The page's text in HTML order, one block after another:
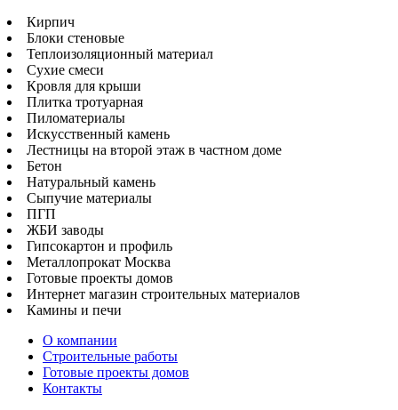
Кирпич
Блоки стеновые
Теплоизоляционный материал
Сухие смеси
Кровля для крыши
Плитка тротуарная
Пиломатериалы
Искусственный камень
Лестницы на второй этаж в частном доме
Бетон
Натуральный камень
Сыпучие материалы
ПГП
ЖБИ заводы
Гипсокартон и профиль
Металлопрокат Москва
Готовые проекты домов
Интернет магазин строительных материалов
Камины и печи
О компании
Строительные работы
Готовые проекты домов
Контакты